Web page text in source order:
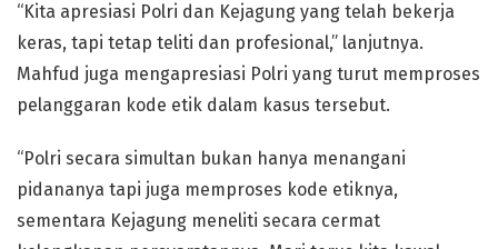
“Kita apresiasi Polri dan Kejagung yang telah bekerja
keras, tapi tetap teliti dan profesional,” lanjutnya.
Mahfud juga mengapresiasi Polri yang turut memproses
pelanggaran kode etik dalam kasus tersebut.
“Polri secara simultan bukan hanya menangani
pidananya tapi juga memproses kode etiknya,
sementara Kejagung meneliti secara cermat